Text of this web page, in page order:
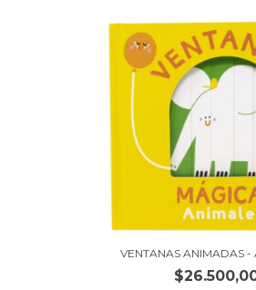
VENTANAS ANIMADAS -